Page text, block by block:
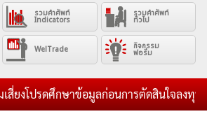
รวมคำศัพท์
Indicators
รวมคำศัพท์
ทั่วไป
WelTrade กิจกรรม
ฟอรั่ม
ยงโปรดศึกษาข้อมูลก่อนการตัดสินใจลงทุน แ